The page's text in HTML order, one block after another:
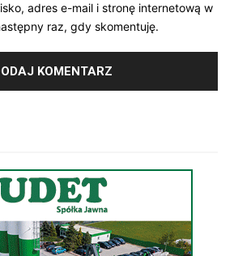
adres e-mail i stronę internetową w
raz, gdy skomentuję.